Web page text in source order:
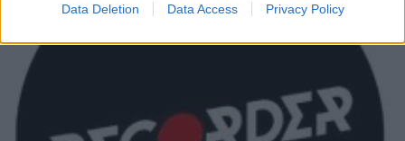
Data Deletion Data Access Privacy Policy